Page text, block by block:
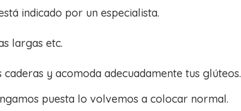
indicado por un especialista.
largas etc.
y acomoda adecuadamente tus glúteos.
puesta lo volvemos a colocar normal.